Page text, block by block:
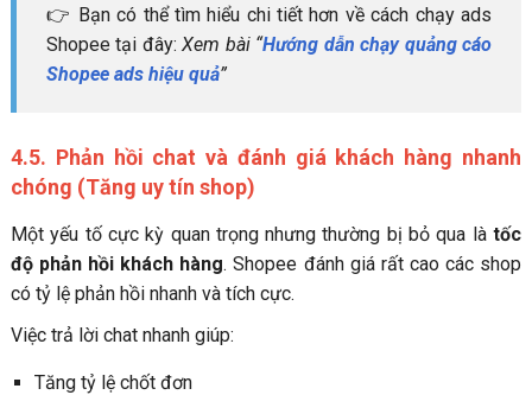
👉 Bạn có thể tìm hiểu chi tiết hơn về cách chạy ads
Shopee tại đây:Xem bài “Hướng dẫn chạy quảng cáo
Shopee ads hiệu quả”
4.5. Phản hồi chat và đánh giá khách hàng nhanh
chóng (Tăng uy tín shop)
Một yếu tố cực kỳ quan trọng nhưng thường bị bỏ qua làtốc
độ phản hồi khách hàng. Shopee đánh giá rất cao các shop
có tỷ lệ phản hồi nhanh và tích cực.
Việc trả lời chat nhanh giúp:
Tăng tỷ lệ chốt đơn